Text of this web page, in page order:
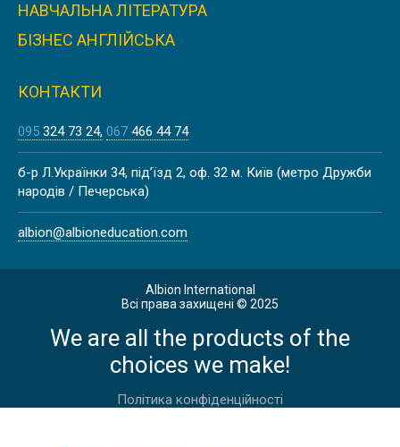
НАВЧАЛЬНА ЛІТЕРАТУРА
БІЗНЕС АНГЛІЙСЬКА
КОНТАКТИ
095 324 73 24 067 466 44 74
б-р Л.Українки 34, під’їзд 2, оф. 32 м. Київ (метро Дружби
народів / Печерська)
albion@albioneducation.com
Albion International
Всі права захищені © 2025
We are all the products of the
choices we make!
Політика конфіденційності